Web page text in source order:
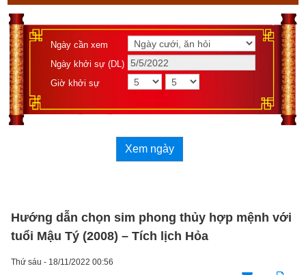
Ngày cần xem
Ngày khởi sự (DL)
Giờ khởi sự
Xem ngày
Hướng dẫn chọn sim phong thủy hợp mệnh với
tuổi Mậu Tý (2008) – Tích lịch Hỏa
Thứ sáu - 18/11/2022 00:56